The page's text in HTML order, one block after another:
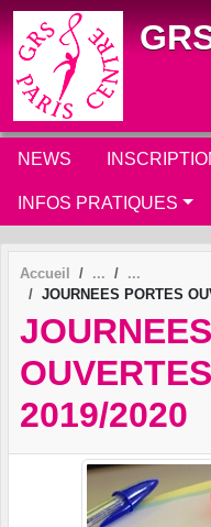
NEWS
INFOS PRATIQUES
Accueil
JOURNEES PORTES
2019/2020
Panneau de gestion des